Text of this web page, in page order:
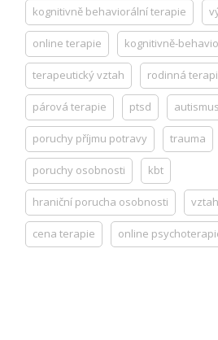
kognitivně behaviorální terapie
online terapie kognitivně-
terapeutický vztah rodinná
párová terapie ptsd autismus
poruchy příjmu potravy trauma
poruchy osobnosti kbt
hraniční porucha osobnosti
cena terapie online